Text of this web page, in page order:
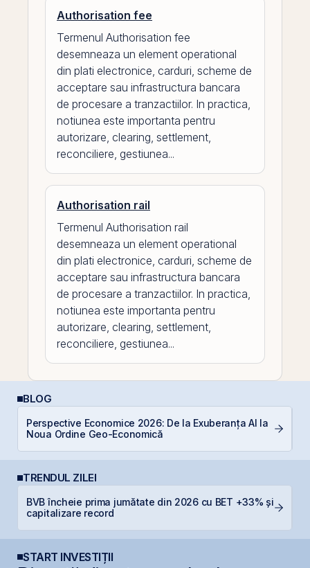
Authorisation fee
Termenul Authorisation fee
desemneaza un element operational
din plati electronice, carduri, scheme de
acceptare sau infrastructura bancara
de procesare a tranzactiilor. In practica,
notiunea este importanta pentru
autorizare, clearing, settlement,
reconciliere, gestiunea...
Authorisation rail
Termenul Authorisation rail
desemneaza un element operational
din plati electronice, carduri, scheme de
acceptare sau infrastructura bancara
de procesare a tranzactiilor. In practica,
notiunea este importanta pentru
autorizare, clearing, settlement,
reconciliere, gestiunea...
BLOG
Perspective Economice 2026: De la Exuberanța AI la
Noua Ordine Geo-Economică
TRENDUL ZILEI
BVB încheie prima jumătate din 2026 cu BET +33% și
capitalizare record
START INVESTIȚII